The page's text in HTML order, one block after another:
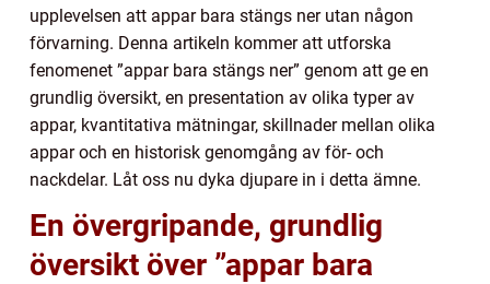
upplevelsen att appar bara stängs ner utan någon
förvarning. Denna artikeln kommer att utforska
fenomenet ”appar bara stängs ner” genom att ge en
grundlig översikt, en presentation av olika typer av
appar, kvantitativa mätningar, skillnader mellan olika
appar och en historisk genomgång av för- och
nackdelar. Låt oss nu dyka djupare in i detta ämne.
En övergripande, grundlig
översikt över ”appar bara